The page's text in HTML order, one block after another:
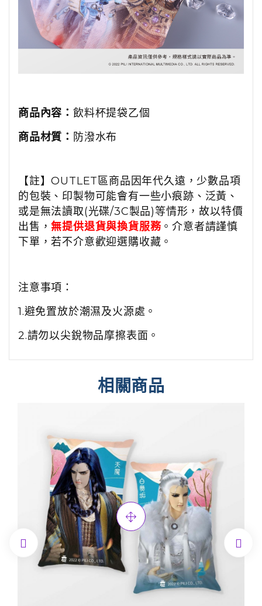
商品內容： 飲料杯提袋乙個
商品材質： 防潑水布
【註】OUTLET區商品因年代久遠，少數品項
的包裝、印製物可能會有一些小痕跡、泛黃、
或是無法讀取(光碟/3C製品)等情形，故以特價
出售，無提供退貨與換貨服務。介意者請謹慎
下單，若不介意歡迎選購收藏。
注意事項：
1.避免置放於潮濕及火源處。
2.請勿以尖銳物品摩擦表面。
相關商品
 